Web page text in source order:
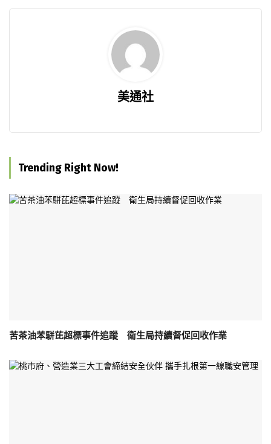
美通社
Trending Right Now!
苦茶油苯駢芘超標事件追蹤 衛生局持續督促回收作業